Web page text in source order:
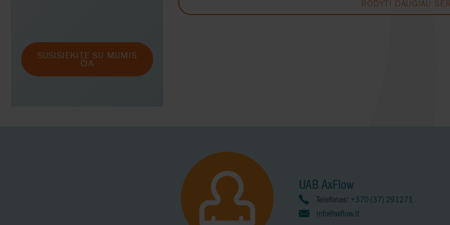
SUSISIEKITE SU MUMIS
ČIA
RODYTI DAUGIAU
UAB AxFlow
Telefonas: +370 (37) 291271
info@axflow.lt